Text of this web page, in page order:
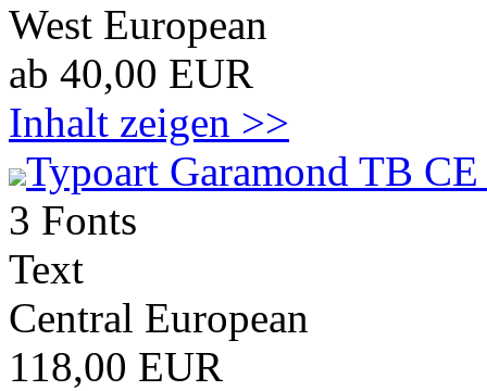
West European
ab 40,00 EUR
Inhalt zeigen >>
Typoart Garamond TB
3 Fonts
Text
Central European
118,00 EUR